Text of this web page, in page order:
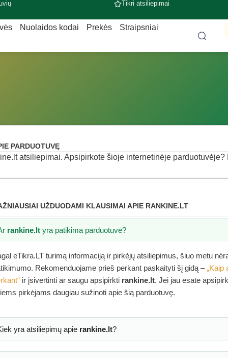
Tikri atsiliepimai
Nuolaidos kodai Prekės Straipsniai
PARDUOTUVĘ
atsiliepimai. Apsipirkote šioje internetinėje
UŽDUODAMI KLAUSIMAI APIE RANKINE.LT
rankine.lt yra patikima parduotuvė?
eTikra.LT turimą informaciją ir pirkėjų atsiliepimus, šiuo metu
Rekomenduojame prieš perkant paskaityti šį gidą –„Kaip
ir įsivertinti ar saugu apsipirkti rankine.lt. Jei jau esate
pirkėjams daugiau sužinoti apie šią parduotuvę.
yra atsiliepimų apie rankine.lt?